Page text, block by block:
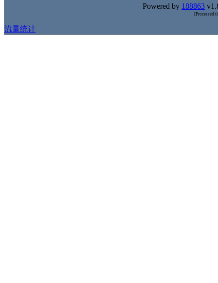
Powered by 188863
[Processed
流量统计